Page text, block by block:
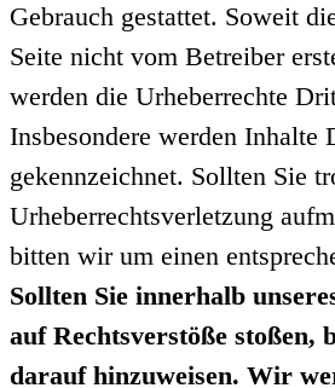
Gebrauch gestattet. Soweit
Seite nicht vom Betreiber
werden die Urheberrechte
Insbesondere werden Inhalte
gekennzeichnet. Sollten Sie
Urheberrechtsverletzung
bitten wir um einen
Sollten Sie innerhalb
auf Rechtsverstöße stoßen,
darauf hinzuweisen. Wir